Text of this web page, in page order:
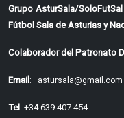
Grupo AsturSala/
Fútbol Sala de Asturias y
Colaborador del Patronato
Email: astursala@gmail.com
Tel: +34 639 407 454